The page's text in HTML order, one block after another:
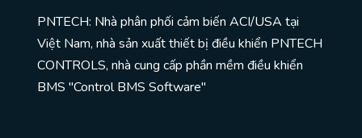
PNTECH: Nhà phân phối cảm biến ACI/USA tại
Việt Nam, nhà sản xuất thiết bị điều khiển PNTECH
CONTROLS, nhà cung cấp phần mềm điều khiển
BMS "Control BMS Software"